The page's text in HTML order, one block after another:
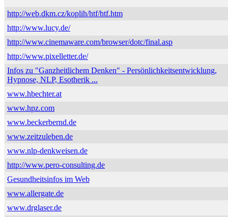
http://web.dkm.cz/koplih/htf/htf.htm
http://www.lucy.de/
http://www.cinemaware.com/browser/dotc/final.asp
http://www.pixelletter.de/
Infos zu "Ganzheitlichem Denken" - Persönlichkeitsentwicklung,
Hypnose, NLP, Esotherik ...
www.hbechter.at
www.hpz.com
www.beckerbernd.de
www.zeitzuleben.de
www.nlp-denkweisen.de
http://www.pero-consulting.de
Gesundheitsinfos im Web
www.allergate.de
www.drglaser.de